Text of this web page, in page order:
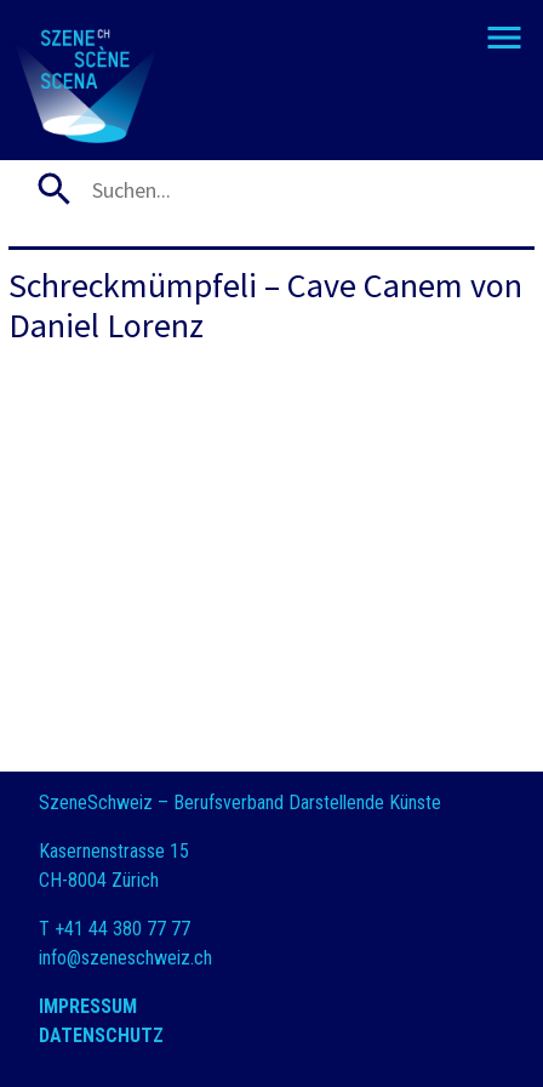
Schreckmümpfeli – Cave Canem von
Daniel Lorenz
SzeneSchweiz – Berufsverband Darstellende Künste
Kasernenstrasse 15
CH-8004 Zürich
T +41 44 380 77 77
info@szeneschweiz.ch
IMPRESSUM
DATENSCHUTZ